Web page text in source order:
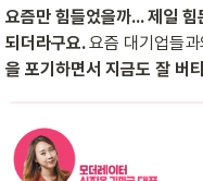
요즘만 힘들었을까… 제일 힘
되더라구요. 요즘 대기업들
을 포기하면서 지금도 잘 버